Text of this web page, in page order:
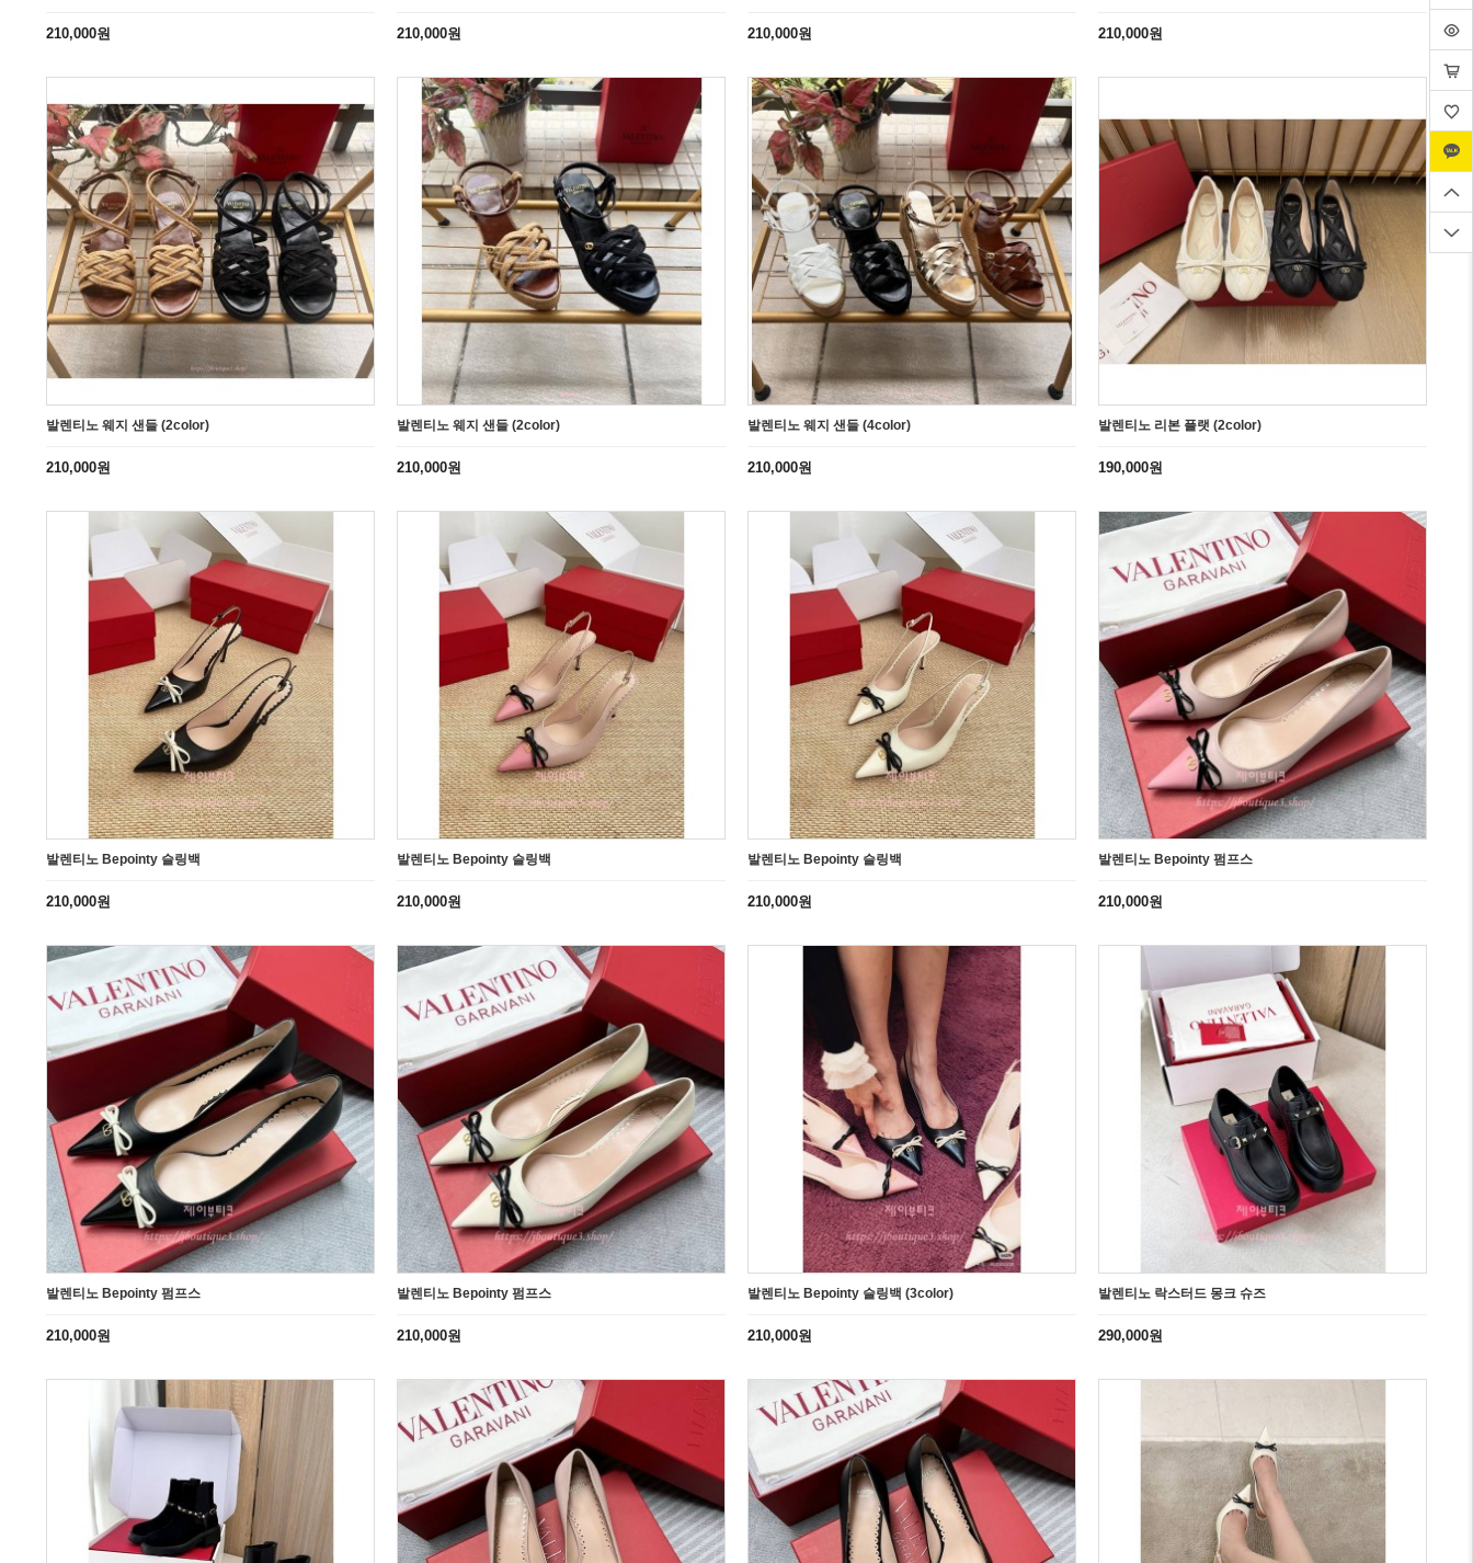
210,000원 210,000원 210,000원 210,000원
발렌티노 웨지 샌들 (2color)
210,000원
발렌티노 웨지 샌들 (2color)
210,000원
발렌티노 웨지 샌들 (4color)
210,000원
발렌티노 리본 플랫 (2color)
190,000원
발렌티노 Bepointy 슬링백
210,000원
발렌티노 Bepointy 슬링백
210,000원
발렌티노 Bepointy 슬링백
210,000원
발렌티노 Bepointy 펌프스
210,000원
발렌티노 Bepointy 펌프스
210,000원
발렌티노 Bepointy 펌프스
210,000원
발렌티노 Bepointy 슬링백 (3color)
210,000원
발렌티노 락스터드 몽크 슈즈
290,000원